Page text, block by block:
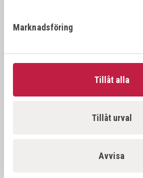
Marknadsföring
Tillåt alla
Tillåt urval
Avvisa
SLITDELAR MIG R24
TRÄ
Art.nr: